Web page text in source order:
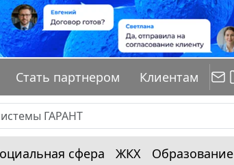
Стать партнером Клиентам
сфера ЖКХ Образование